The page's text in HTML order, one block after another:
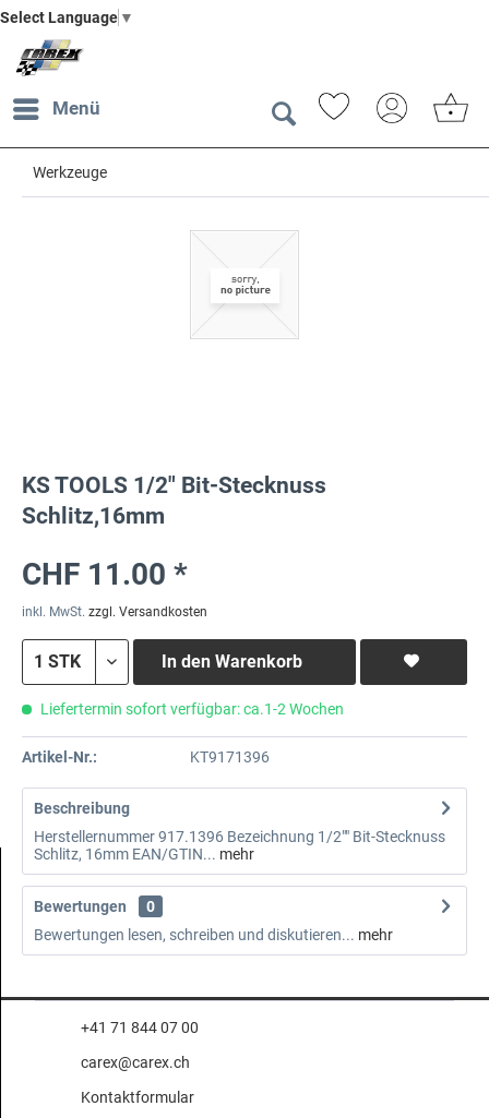
Select Language ▼
Menü
Werkzeuge
KS TOOLS 1/2" Bit-Stecknuss
Schlitz,16mm
CHF 11.00 *
inkl. MwSt. zzgl. Versandkosten
In den Warenkorb
Liefertermin sofort verfügbar: ca.1-2 Wochen
Artikel-Nr.: KT9171396
Beschreibung
Herstellernummer 917.1396 Bezeichnung 1/2"" Bit-Stecknuss
Schlitz, 16mm EAN/GTIN... mehr
Bewertungen
0
Bewertungen lesen, schreiben und diskutieren... mehr
+41 71 844 07 00
carex@carex.ch
Kontaktformular